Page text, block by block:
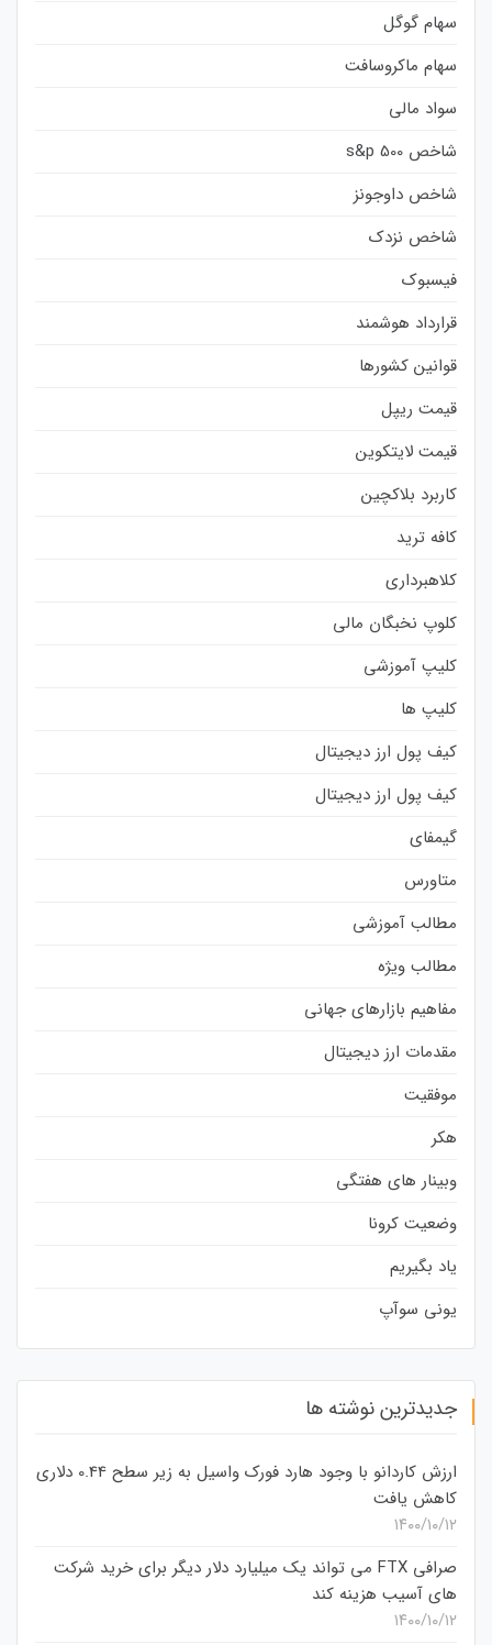
سهام گوگل
سهام ماکروسافت
سواد مالی
شاخص s&p 500
شاخص داوجونز
شاخص نزدک
فیسبوک
قرارداد هوشمند
قوانین کشورها
قیمت ریپل
قیمت لایتکوین
کاربرد بلاکچین
کافه ترید
کلاهبرداری
کلوپ نخبگان مالی
کلیپ آموزشی
کلیپ ها
کیف پول ارز دیجیتال
کیف پول ارز دیجیتال
گیمفای
متاورس
مطالب آموزشی
مطالب ویژه
مفاهیم بازارهای جهانی
مقدمات ارز دیجیتال
موفقیت
هکر
وبینار های هفتگی
وضعیت کرونا
یاد بگیریم
یونی سوآپ
جدیدترین نوشته ها
ارزش کاردانو با وجود هارد فورک واسیل به زیر سطح 0.44 دلاری
کاهش یافت
۱۴۰۰/۱۰/۱۲
صرافی FTX می تواند یک میلیارد دلار دیگر برای خرید شرکت
های آسیب هزینه کند
۱۴۰۰/۱۰/۱۲